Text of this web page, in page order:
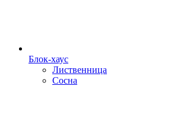
Блок-хаус
Лиственница
Сосна